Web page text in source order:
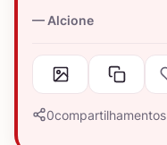
Alcione
0compartilhamentos